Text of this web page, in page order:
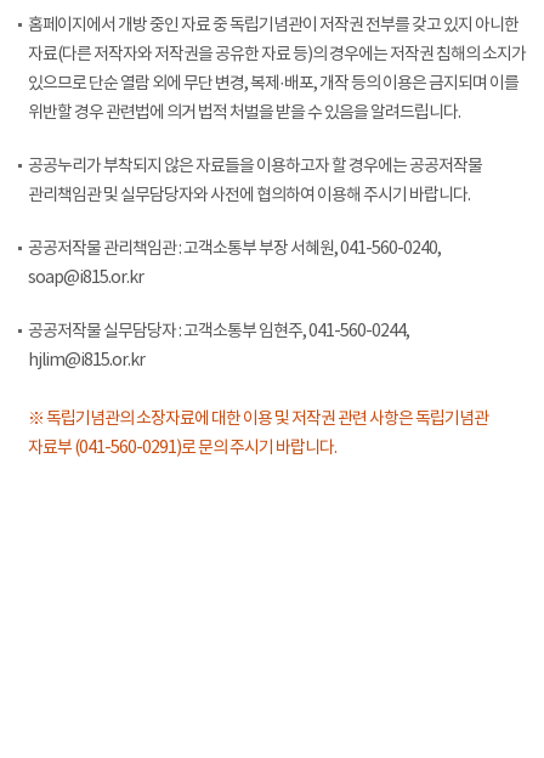
홈페이지에서 개방 중인 자료 중 독립기념관이 저작권 전부를 갖고 있지 아니한
자료(다른 저작자와 저작권을 공유한 자료 등)의 경우에는 저작권 침해의 소지가
있으므로 단순 열람 외에 무단 변경, 복제·배포, 개작 등의 이용은 금지되며 이를
위반할 경우 관련법에 의거 법적 처벌을 받을 수 있음을 알려드립니다.
공공누리가 부착되지 않은 자료들을 이용하고자 할 경우에는 공공저작물
관리책임관 및 실무담당자와 사전에 협의하여 이용해 주시기 바랍니다.
공공저작물 관리책임관 : 고객소통부 부장 서혜원, 041-560-0240,
soap@i815.or.kr
공공저작물 실무담당자 : 고객소통부 임현주, 041-560-0244,
hjlim@i815.or.kr
※ 독립기념관의 소장자료에 대한 이용 및 저작권 관련 사항은 독립기념관
자료부 (041-560-0291)로 문의 주시기 바랍니다.